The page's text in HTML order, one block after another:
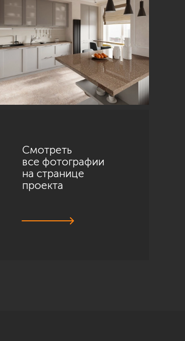
Смотреть
все фотографии
на странице
проекта